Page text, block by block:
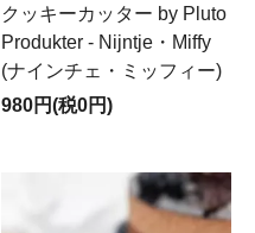
クッキーカッター by Pluto
Produkter - Nijntje・Miffy
(ナインチェ・ミッフィー)
980円(税0円)